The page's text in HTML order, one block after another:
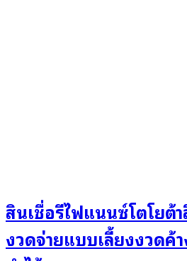
สินเชื่อรีไฟแนนซ์โตโยต้
งวดจ่ายแบบเลี้ยงงวดค้